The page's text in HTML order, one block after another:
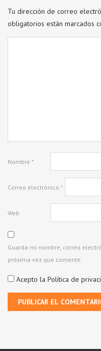
Tu dirección de correo
obligatorios están marcados
Nombre *
Correo electrónico *
Web
Guarda mi nombre, correo
próxima vez que comente.
Acepto la Política de